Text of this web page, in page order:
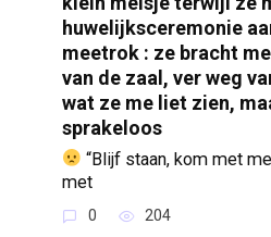
huwelijksceremonie
meetrok : ze bracht
van de zaal, ver weg
wat ze me liet zien,
sprakeloos
“Blijf staan, kom met
met
0 204